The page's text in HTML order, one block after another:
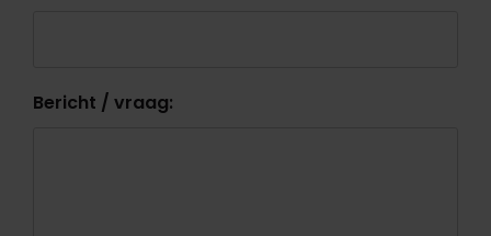
Bericht / vraag: